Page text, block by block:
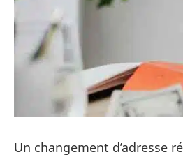
Un changement d’adresse